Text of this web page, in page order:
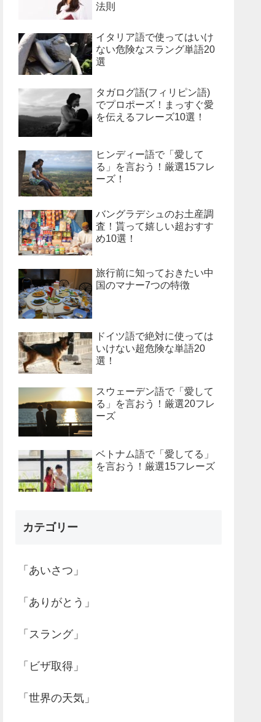
法則
イタリア語で使ってはいけ
ない危険なスラング単語20
選
タガログ語(フィリピン語)
でプロポーズ！まっすぐ愛
を伝えるフレーズ10選！
ヒンディー語で「愛して
る」を言おう！厳選15フレ
ーズ！
バングラデシュのお土産調
査！貰って嬉しい超おすす
め10選！
旅行前に知っておきたい中
国のマナー7つの特徴
ドイツ語で絶対に使っては
いけない超危険な単語20
選！
スウェーデン語で「愛して
る」を言おう！厳選20フレ
ーズ
ベトナム語で「愛してる」
を言おう！厳選15フレーズ
カテゴリー
「あいさつ」
「ありがとう」
「スラング」
「ビザ取得」
「世界の天気」